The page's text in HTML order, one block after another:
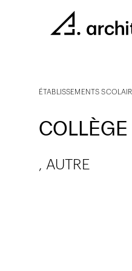
ÉTABLISSEMENTS
, AUTRE